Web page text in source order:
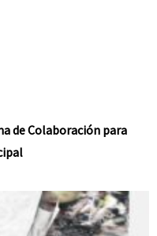
de Colaboración para